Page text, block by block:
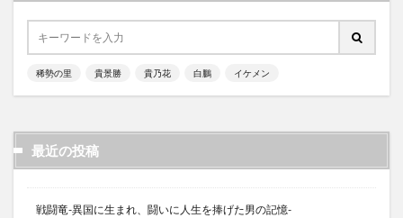
稀勢の里 貴景勝 貴乃花 白鵬 イケメン
最近の投稿
戦闘竜-異国に生まれ、闘いに人生を捧げた男の記憶-